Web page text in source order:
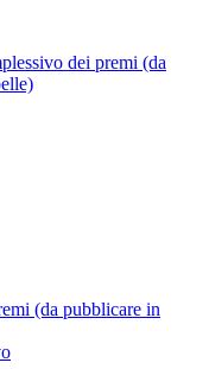
dei premi (da
(da pubblicare in